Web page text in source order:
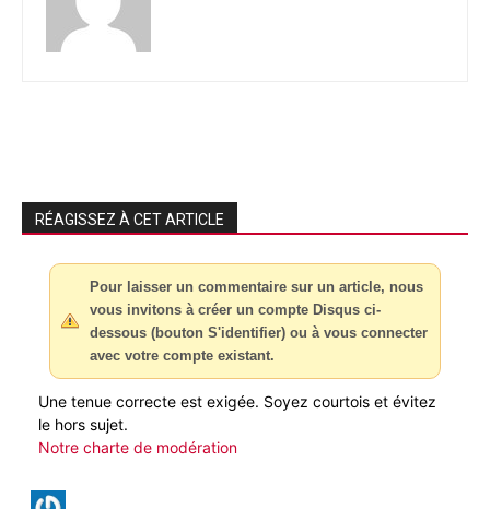
RÉAGISSEZ À CET ARTICLE
Pour laisser un commentaire sur un article, nous
vous invitons à créer un compte Disqus ci-
dessous (bouton S'identifier) ou à vous connecter
avec votre compte existant.
Une tenue correcte est exigée. Soyez courtois et évitez
le hors sujet.
Notre charte de modération